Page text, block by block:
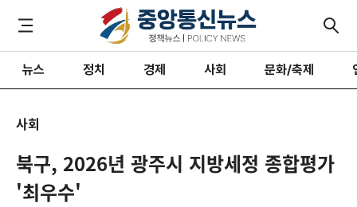
뉴스 정치 경제 사회 문화/축제
사회
북구, 2026년 광주시 지방세정 종합평가
'최우수'